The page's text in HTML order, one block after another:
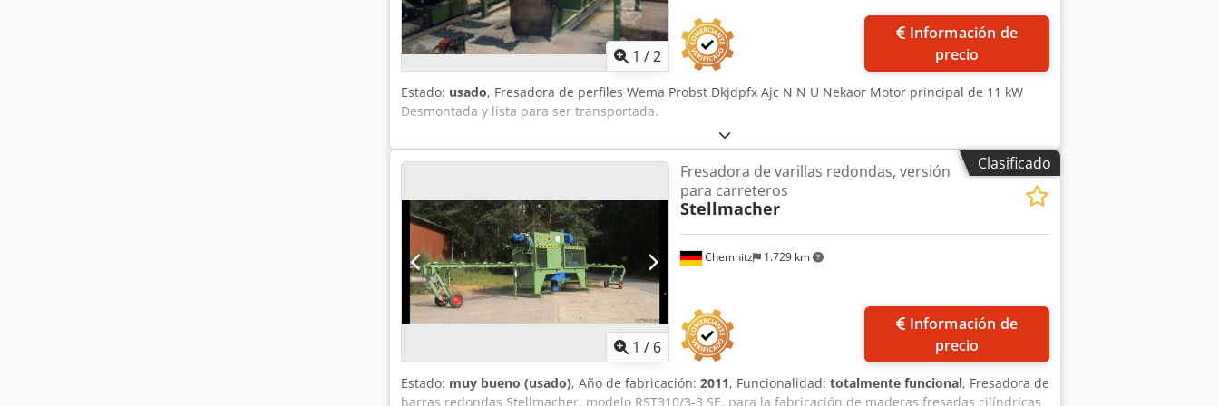
Pedir más fotos
1 /2
precio
Estado: usado, Fresadora de perfiles Wema Probst Dkjdpfx Ajc N N U Nekaor Motor principal de 11 kW
Desmontada y lista para ser transportada.
Clasificado
1 / 6
Chemnitz 1.729 km
Fresadora de varillas redondas, versión
para carreteros
Stellmacher
precio
Estado: muy bueno (usado), Año de fabricación: 2011, Funcionalidad: totalmente funcional, Fresadora de
barras redondas Stellmacher, modelo RST310/3-3 SE, para la fabricación de maderas fresadas cilíndricas